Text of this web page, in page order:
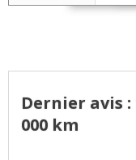
Dernier avis :
000 km